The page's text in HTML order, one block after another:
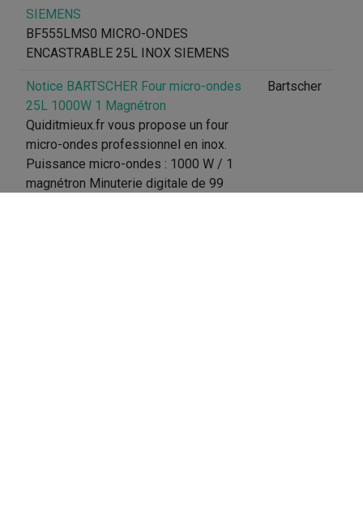
SIEMENS
BF555LMS0 MICRO-ONDES
ENCASTRABLE 25L INOX SIEMENS
Notice BARTSCHER Four micro-ondes
25L 1000W 1 Magnétron
Quiditmieux.fr vous propose un four
micro-ondes professionnel en inox.
Puissance micro-ondes : 1000 W / 1
magnétron Minuterie digitale de 99
Bartscher